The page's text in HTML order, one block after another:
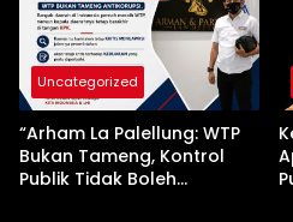
Uncategorized
“Arham La Palellung: WTP
Bukan Tameng, Kontrol
Publik Tidak Boleh